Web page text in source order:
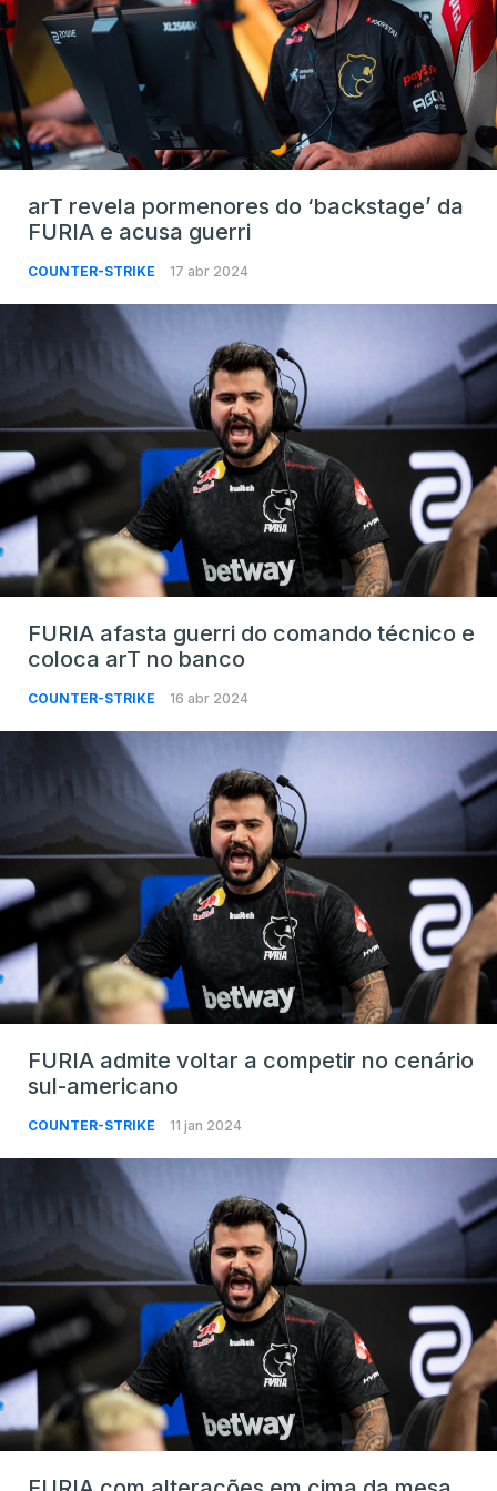
arT revela pormenores do ‘backstage’ da
FURIA e acusa guerri
COUNTER-STRIKE 17 abr 2024
FURIA afasta guerri do comando técnico e
coloca arT no banco
COUNTER-STRIKE 16 abr 2024
FURIA admite voltar a competir no cenário
sul-americano
COUNTER-STRIKE 11 jan 2024